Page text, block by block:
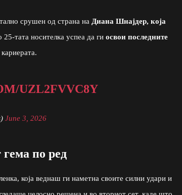
срушен од страна на Диана Шнајдер, која
тата носителка успеа да ги освои последните
UZL2FVVC8Y
June 3, 2026
гема по ред
која веднаш ги наметна своите силни удари и